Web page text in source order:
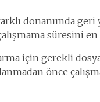
donanımda
süresini
için gerekli
önce